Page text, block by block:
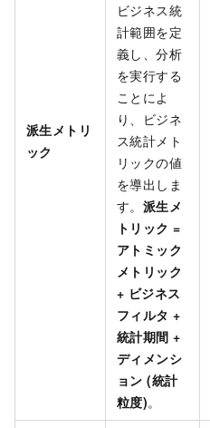
派生メトリ
ック
ビジネス統
計範囲を定
義し、分析
を実行する
ことによ
り、ビジネ
ス統計メト
リックの値
を導出しま
す。 派生メ
トリック =
アトミック
メトリック
+ ビジネス
フィルタ +
統計期間 +
ディメンシ
ョン (統計
粒度)。